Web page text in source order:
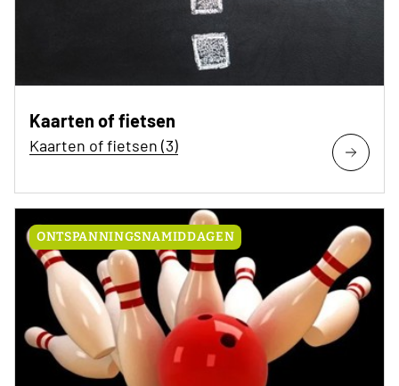
Kaarten of fietsen
Kaarten of fietsen (3)
ONTSPANNINGSNAMIDDAGEN